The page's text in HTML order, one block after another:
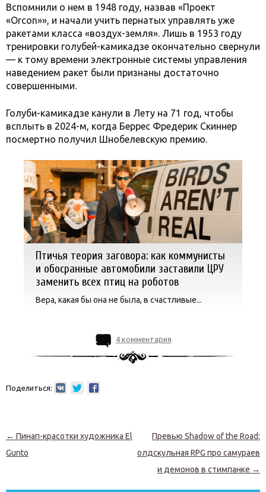
Вспомнили о нем в 1948 году, назвав «Проект
«Orcon»», и начали учить пернатых управлять уже
ракетами класса «воздух-земля». Лишь в 1953 году
тренировки голубей-камикадзе окончательно свернули
— к тому времени электронные системы управления
наведением ракет были признаны достаточно
совершенными.
Голуби-камикадзе канули в Лету на 71 год, чтобы
всплыть в 2024-м, когда Беррес Фредерик Скиннер
посмертно получил Шнобелевскую премию.
Птичья теория заговора: как коммунисты
и обосранные автомобили заставили ЦРУ
заменить всех птиц на роботов
Вера, какая бы она не была, в счастливые...
4 комментария
Поделиться:
Навигация по записям
← Пинап-красотки художника El
Gunto
Превью Shadow of the Road:
олдскульная RPG про самураев
и демонов в стимпанке →